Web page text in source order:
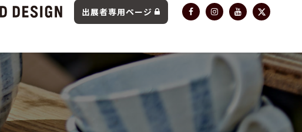
出展者専用ページ